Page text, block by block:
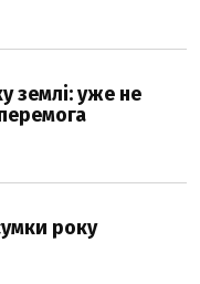
землі: уже не
року